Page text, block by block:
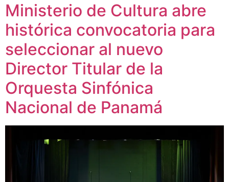
Ministerio de Cultura abre
histórica convocatoria para
seleccionar al nuevo
Director Titular de la
Orquesta Sinfónica
Nacional de Panamá